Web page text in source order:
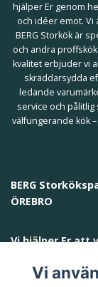
hjälper Er genom
och idéer emot. Vi
BERG Storkök är
och andra
kvalitet erbjuder vi
skräddarsydda
ledande
service och
välfungerande kök
BERG
ÖREBRO
Vi hjälper Er att
Vi